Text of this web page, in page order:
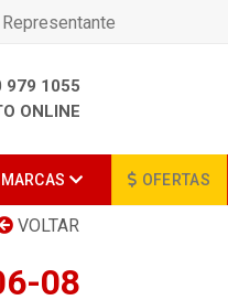
979 1055
ONLINE
MARCAS OFERTAS
VOLTAR
08